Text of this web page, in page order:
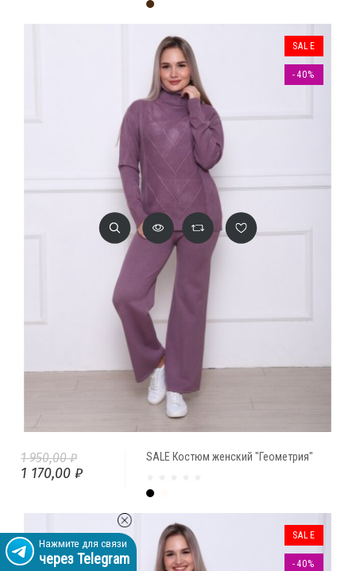
Капучино
SALE Костюм женский "Геометрия"
1 950,00 ₽
1 170,00 ₽
SALE
-40%
Чёрный
SALE
-40%
Нажмите для связи
через Telegram